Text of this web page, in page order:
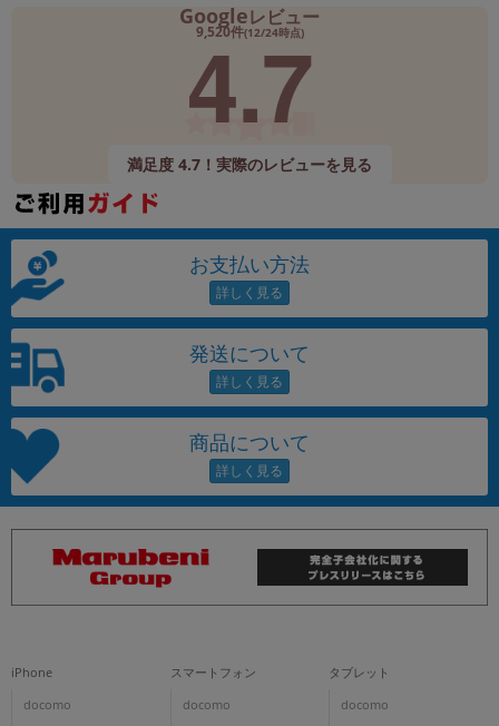
Googleレビュー
9,520件(12/24時点)
4.7
満足度 4.7！実際のレビューを見る
お支払い方法
発送について
商品について
iPhone
docomo
スマートフォン
docomo
タブレット
docomo